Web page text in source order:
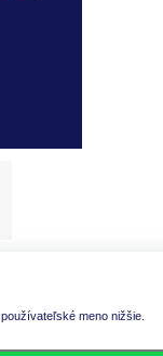
meno nižšie.